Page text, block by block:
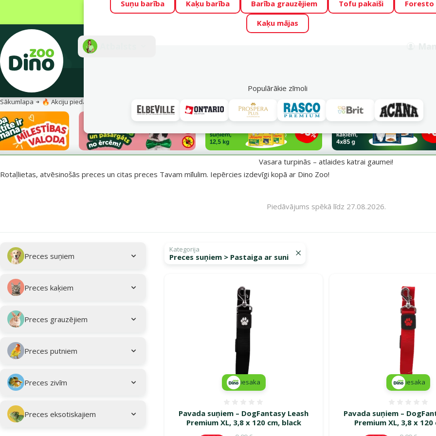
Visu mēnesi Dino Zoo piedāvā lieliskas cenas mīluļu TOP barībām! 🍖 →
Fotokonkurss “GADA ŪSAIŅI”! Varbūt tieši Tavs mīlulis būs 2027. gada
Suņu barība Kaķu barība Barība grauzējiem Tofu pakaiši
Foresto
Kaķu mājas
Populārākie zīmoli
Akciju piedāvājumi
Sākumlapa 🔥 Akciju piedāvājumi
Vasara turpinās – atlaides katrai gaumei!
Rotaļlietas, atvēsinošās preces un citas preces Tavam mīlulim. Iepērcies izdevīgi kopā ar Dino Zoo!
Piedāvājums spēkā līdz 27.08.2026.
Apakškategorija
Preces suņiem
Preces kaķiem
Preces grauzējiem
Preces putniem
Preces zivīm
Preces eksotiskajiem
Atlasītie filtri
Kategorija
Preces suņiem > Pastaiga ar suni
Pavada suņiem – DogFantasy Leash
Premium XL, 3,8 x 120 cm, black
iesaka
Pavada suņiem –
Premium XL, 3,8 x 120
iesaka